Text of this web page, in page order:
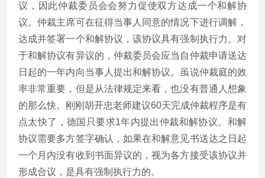
议，因此仲裁委员会会努力促使双方达成一个和解协
议。仲裁主席可在征得当事人同意的情况下进行调解，
达成并签署一个和解协议，该协议具有强制执行力。对
于和解协议有异议的，仲裁委员会应当自仲裁申请送达
日起的一年内向当事人提出和解协议。虽说仲裁庭的效
率非常重要，但是从法律规定来看，也没有普通人想象
的那么快。刚刚胡开忠老师建议60天完成仲裁程序是有
点太快了，德国只要求1年内提出仲裁和解协议。和解
协议需要多方签字确认，如果在和解意见书送达之日起
一个月内没有收到书面异议的，视为各方接受该协议并
形成合议，是具有强制执行力的。